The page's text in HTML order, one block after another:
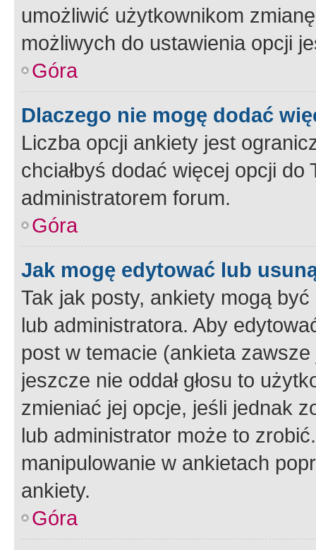
umożliwić użytkownikom
możliwych do ustawienia opcji
Góra
Dlaczego nie mogę dodać
Liczba opcji ankiety jest
chciałbyś dodać więcej opcji
administratorem forum.
Góra
Jak mogę edytować lub
Tak jak posty, ankiety mogą
lub administratora. Aby
post w temacie (ankieta
jeszcze nie oddał głosu to
zmieniać jej opcje, jeśli jednak
lub administrator może to
manipulowanie w ankietach
ankiety.
Góra